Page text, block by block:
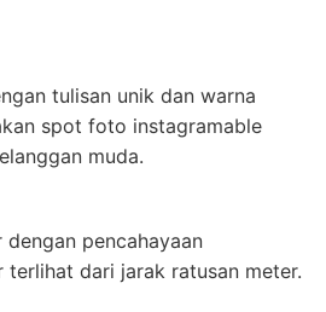
tulisan unik dan warna
spot foto instagramable
muda.
dengan pencahayaan
terlihat dari jarak ratusan meter.